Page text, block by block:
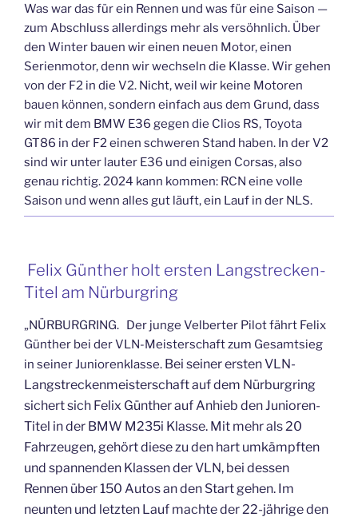
Was war das für ein Rennen und was für eine Saison —
zum Abschluss allerdings mehr als versöhnlich. Über
den Winter bauen wir einen neuen Motor, einen
Serienmotor, denn wir wechseln die Klasse. Wir gehen
von der F2 in die V2. Nicht, weil wir keine Motoren
bauen können, sondern einfach aus dem Grund, dass
wir mit dem BMW E36 gegen die Clios RS, Toyota
GT86 in der F2 einen schweren Stand haben. In der V2
sind wir unter lauter E36 und einigen Corsas, also
genau richtig. 2024 kann kommen: RCN eine volle
Saison und wenn alles gut läuft, ein Lauf in der NLS.
Felix Günther holt ersten Langstrecken-
Titel am Nürburgring
„NÜRBURGRING. Der junge Velberter Pilot fährt Felix
Günther bei der VLN-Meisterschaft zum Gesamtsieg
in seiner Juniorenklasse. Bei seiner ersten VLN-
Langstreckenmeisterschaft auf dem Nürburgring
sichert sich Felix Günther auf Anhieb den Junioren-
Titel in der BMW M235i Klasse. Mit mehr als 20
Fahrzeugen, gehört diese zu den hart umkämpften
und spannenden Klassen der VLN, bei dessen
Rennen über 150 Autos an den Start gehen. Im
neunten und letzten Lauf machte der 22-jährige den